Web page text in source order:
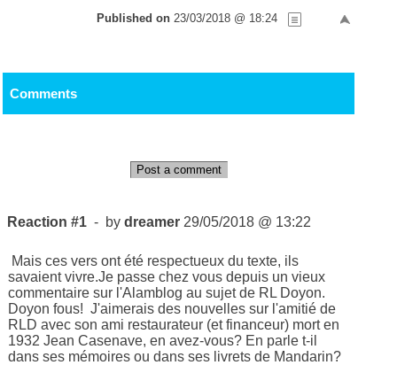
Published on 23/03/2018 @ 18:24
Comments
Post a comment
Reaction #1 - bydreamer 29/05/2018 @ 13:22
Mais ces vers ont été respectueux du texte, ils
savaient vivre.Je passe chez vous depuis un vieux
commentaire sur l'Alamblog au sujet de RL Doyon.
Doyon fous! J'aimerais des nouvelles sur l'amitié de
RLD avec son ami restaurateur (et financeur) mort en
1932 Jean Casenave, en avez-vous? En parle t-il
dans ses mémoires ou dans ses livrets de Mandarin?